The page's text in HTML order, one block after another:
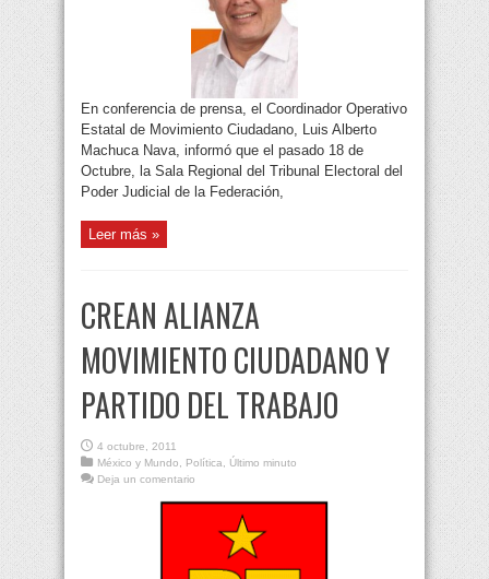
En conferencia de prensa, el Coordinador Operativo
Estatal de Movimiento Ciudadano, Luis Alberto
Machuca Nava, informó que el pasado 18 de
Octubre, la Sala Regional del Tribunal Electoral del
Poder Judicial de la Federación,
Leer más »
CREAN ALIANZA
MOVIMIENTO CIUDADANO Y
PARTIDO DEL TRABAJO
4 octubre, 2011
México y Mundo
Política
Último minuto
Deja un comentario